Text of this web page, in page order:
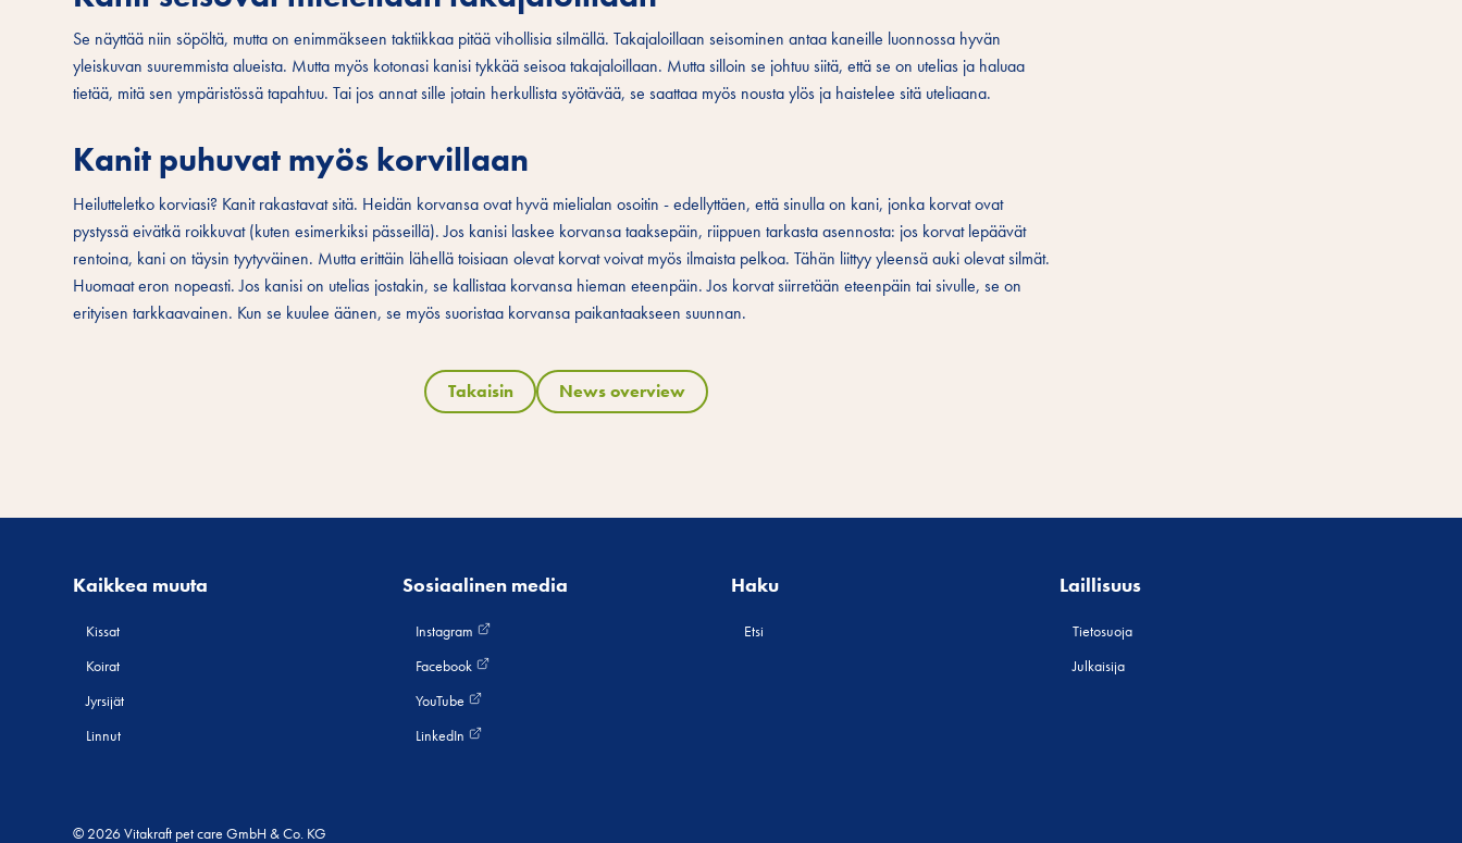
Se näyttää niin söpöltä, mutta on enimmäkseen taktiikkaa pitää vihollisia silmällä. Takajaloillaan seisominen antaa kaneille luonnossa hyvän
yleiskuvan suuremmista alueista. Mutta myös kotonasi kanisi tykkää seisoa takajaloillaan. Mutta silloin se johtuu siitä, että se on utelias ja haluaa
tietää, mitä sen ympäristössä tapahtuu. Tai jos annat sille jotain herkullista syötävää, se saattaa myös nousta ylös ja haistelee sitä uteliaana.
Kanit puhuvat myös korvillaan
Heilutteletko korviasi? Kanit rakastavat sitä. Heidän korvansa ovat hyvä mielialan osoitin - edellyttäen, että sinulla on kani, jonka korvat ovat
pystyssä eivätkä roikkuvat (kuten esimerkiksi pässeillä). Jos kanisi laskee korvansa taaksepäin, riippuen tarkasta asennosta: jos korvat lepäävät
rentoina, kani on täysin tyytyväinen. Mutta erittäin lähellä toisiaan olevat korvat voivat myös ilmaista pelkoa. Tähän liittyy yleensä auki olevat silmät.
Huomaat eron nopeasti. Jos kanisi on utelias jostakin, se kallistaa korvansa hieman eteenpäin. Jos korvat siirretään eteenpäin tai sivulle, se on
erityisen tarkkaavainen. Kun se kuulee äänen, se myös suoristaa korvansa paikantaakseen suunnan.
Takaisin News overview
Kaikkea muuta
Kissat
Koirat
Jyrsijät
Linnut
Sosiaalinen media
Instagram
Facebook
YouTube
LinkedIn
Haku
Etsi
Laillisuus
Tietosuoja
Julkaisija
© 2026 Vitakraft pet care GmbH & Co. KG